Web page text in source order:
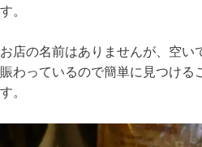
す。
お店の名前はありませんが、空い
賑わっているので簡単に見つける
す。